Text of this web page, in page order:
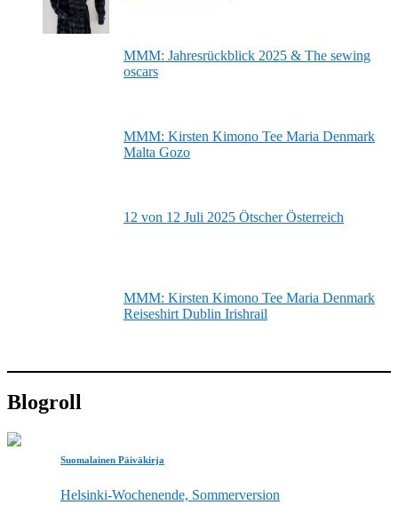
MMM: Jahresrückblick 2025 & The sewing
oscars
MMM: Kirsten Kimono Tee Maria Denmark
Malta Gozo
12 von 12 Juli 2025 Ötscher Österreich
MMM: Kirsten Kimono Tee Maria Denmark
Reiseshirt Dublin Irishrail
Blogroll
Suomalainen Päiväkirja
Helsinki-Wochenende, Sommerversion